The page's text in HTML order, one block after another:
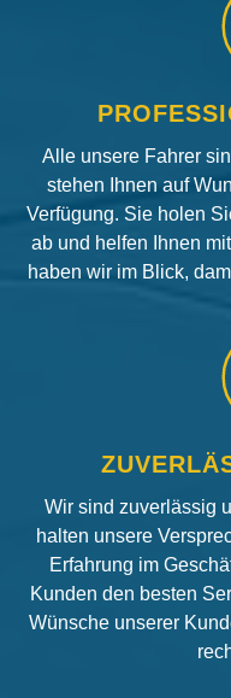
Alle unsere Fahrer
stehen Ihnen auf
Verfügung. Sie holen
ab und helfen Ihnen
haben wir im Blick,
Wir sind zuverlässig
halten unsere
Erfahrung im
Kunden den besten
Wünsche unserer